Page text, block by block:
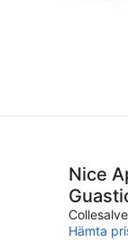
Nice
Hämta